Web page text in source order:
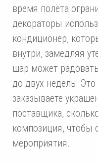
время полёта
декораторы
кондиционер,
внутри, замедляя
шар может
до двух недель.
заказываете
поставщика,
композиция, чтобы
мероприятия.